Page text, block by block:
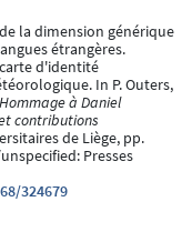
la dimension générique
étrangères.
d'identité
In P. Outers,
Hommage à Daniel
contributions
de Liège, pp.
Presses
324679